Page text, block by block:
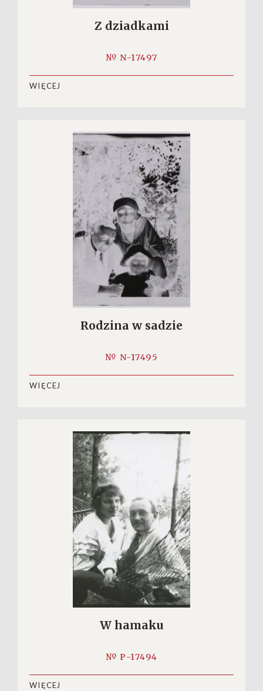
Z dziadkami
№ N-17497
WIĘCEJ
Rodzina w sadzie
№ N-17495
WIĘCEJ
W hamaku
№ P-17494
WIĘCEJ